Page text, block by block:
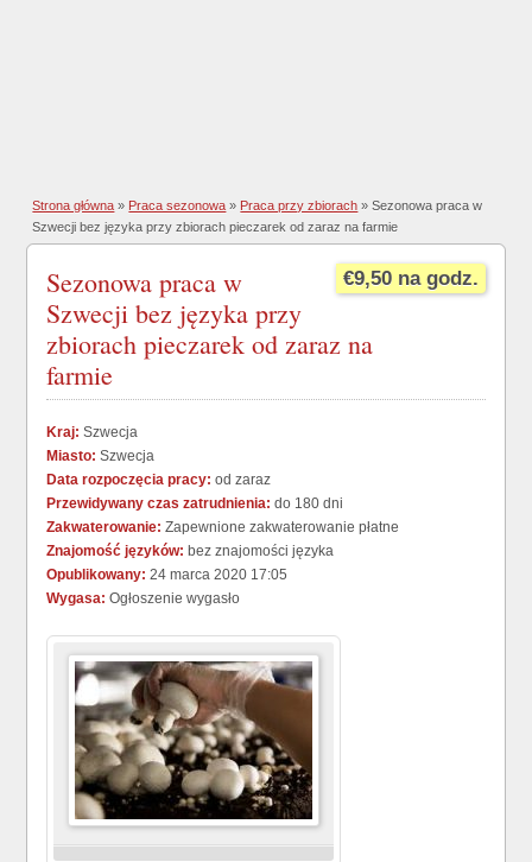
Strona główna » Praca sezonowa » Praca przy zbiorach » Sezonowa praca w
Szwecji bez języka przy zbiorach pieczarek od zaraz na farmie
€9,50 na godz.
Sezonowa praca w
Szwecji bez języka przy
zbiorach pieczarek od zaraz na
farmie
Kraj: Szwecja
Miasto: Szwecja
Data rozpoczęcia pracy: od zaraz
Przewidywany czas zatrudnienia: do 180 dni
Zakwaterowanie: Zapewnione zakwaterowanie płatne
Znajomość języków: bez znajomości języka
Opublikowany: 24 marca 2020 17:05
Wygasa: Ogłoszenie wygasło